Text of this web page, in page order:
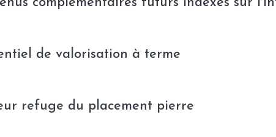
de valorisation à terme
refuge du placement pierre